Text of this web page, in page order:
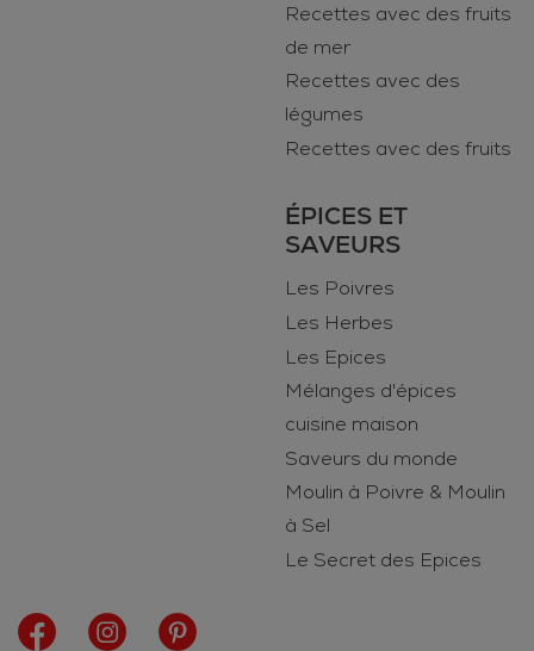
Recettes avec des fruits
de mer
Recettes avec des
légumes
Recettes avec des fruits
ÉPICES ET
SAVEURS
Les Poivres
Les Herbes
Les Epices
Mélanges d'épices
cuisine maison
Saveurs du monde
Moulin à Poivre & Moulin
à Sel
Le Secret des Epices